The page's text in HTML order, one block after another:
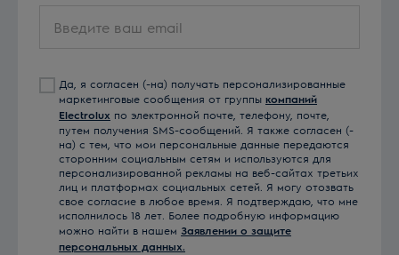
ваш
Да, я согласен (-на) получать персонализированные
маркетинговые сообщения от группы компаний
Electrolux по электронной почте, телефону, почте,
путем получения SMS-сообщений. Я также согласен (-
на) с тем, что мои персональные данные передаются
сторонним социальным сетям и используются для
персонализированной рекламы на веб-сайтах третьих
лиц и платформах социальных сетей. Я могу отозвать
свое согласие в любое время. Я подтверждаю, что мне
исполнилось 18 лет. Более подробную информацию
можно найти в нашем Заявлении о защите
персональных данных.